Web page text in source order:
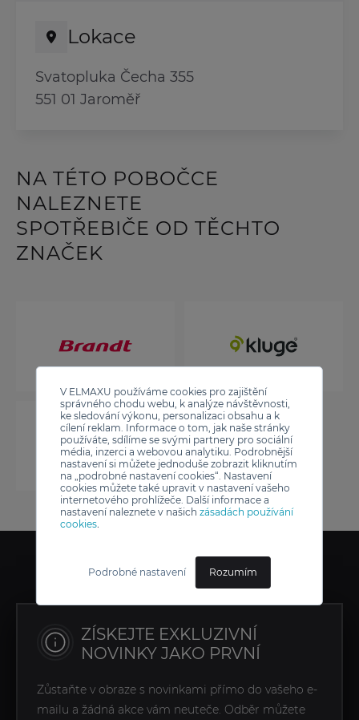
V ELMAXU používáme cookies pro zajištění
správného chodu webu, k analýze návštěvnosti,
ke sledování výkonu, personalizaci obsahu a k
cílení reklam. Informace o tom, jak naše stránky
používáte, sdílíme se svými partnery pro sociální
média, inzerci a webovou analytiku. Podrobnější
nastavení si můžete jednoduše zobrazit kliknutím
na „podrobné nastavení cookies“. Nastavení
cookies můžete také upravit v nastavení vašeho
internetového prohlížeče. Další informace a
nastavení naleznete v našich zásadách používání
cookies.
Podrobné nastavení Rozumím
Lokace
Svatopluka Čecha 355
551 01 Jaroměř
NA TÉTO POBOČCE
NALEZNETE
SPOTŘEBIČE OD TĚCHTO
ZNAČEK
ZÍSKEJTE EXKLUZIVNÍ
NOVINKY JAKO PRVNÍ
Zůstaňte v obraze s novinkami přímo do vašeho e-
mailu a žádná akce vám neuteče. Odběr můžete